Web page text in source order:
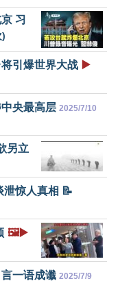
习
)
引爆世界大战 ▶️
央最高层 2025/7/10
另立
泄惊人真相 📝
🖼️▶️
一语成谶 2025/7/9